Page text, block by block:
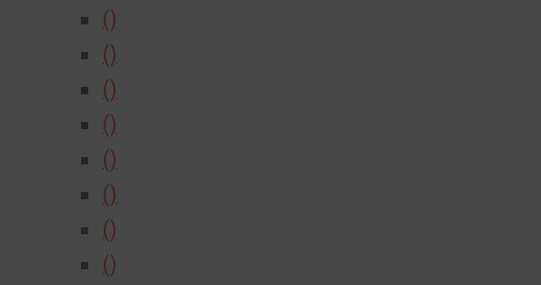
()
()
()
()
()
()
()
()